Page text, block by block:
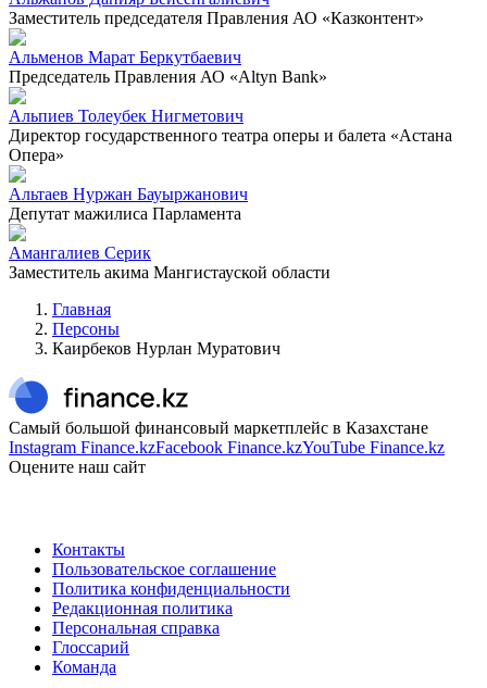
Заместитель председателя Правления АО «Казконтент»
Альменов Марат Беркутбаевич
Председатель Правления АО «Altyn Bank»
Альпиев Толеубек Нигметович
Директор государственного театра оперы и балета «Астана
Опера»
Альтаев Нуржан Бауыржанович
Депутат мажилиса Парламента
Амангалиев Серик
Заместитель акима Мангистауской области
Главная
Персоны
Каирбеков Нурлан Муратович
Самый большой финансовый маркетплейс в Казахстане
Instagram Finance.kzFacebook Finance.kzYouTube Finance.kz
Оцените наш сайт
Контакты
Пользовательское соглашение
Политика конфиденциальности
Редакционная политика
Персональная справка
Глоссарий
Команда